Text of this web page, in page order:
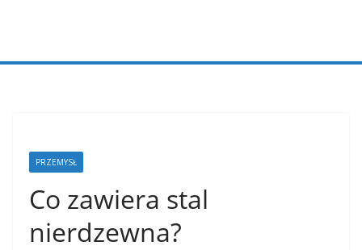
PRZEMYSŁ
Co zawiera stal
nierdzewna?